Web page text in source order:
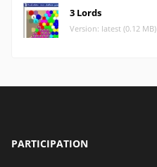
3 Lords
Version: latest (0.12 MB)
PARTICIPATION